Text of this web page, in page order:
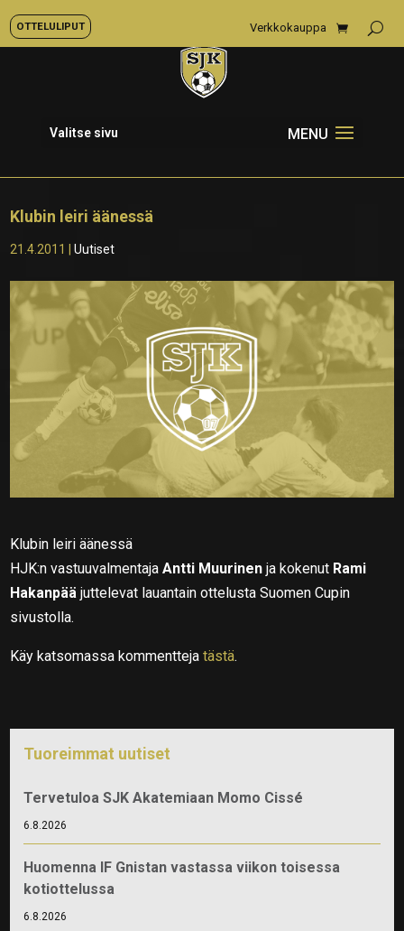
OTTELULIPUT Verkkokauppa
Valitse sivu
Klubin leiri äänessä
21.4.2011 |Uutiset
Klubin leiri äänessä
HJK:n vastuuvalmentajaAntti Muurinen ja kokenut Rami
Hakanpääjuttelevat lauantain ottelusta Suomen Cupin
sivustolla.
Käy katsomassa kommenttejatästä.
Tuoreimmat uutiset
Tervetuloa SJK Akatemiaan Momo Cissé
6.8.2026
Huomenna IF Gnistan vastassa viikon toisessa
kotiottelussa
6.8.2026